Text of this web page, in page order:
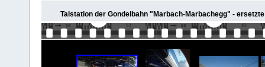
Talstation der Gondelbahn "Marbach-Marbachegg" -